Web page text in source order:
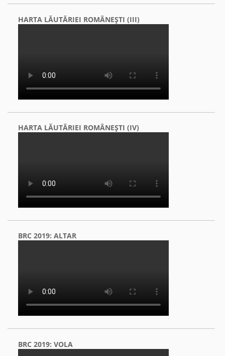
HARTA LĂUTĂRIEI ROMÂNEŞTI (III)
HARTA LĂUTĂRIEI ROMÂNEŞTI (IV)
BRC 2019: ALTAR
BRC 2019: VOLA